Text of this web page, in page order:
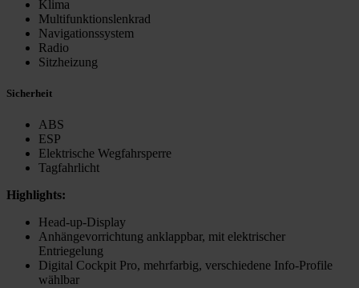
Klima
Multifunktionslenkrad
Navigationssystem
Radio
Sitzheizung
Sicherheit
ABS
ESP
Elektrische Wegfahrsperre
Tagfahrlicht
Highlights:
Head-up-Display
Anhängevorrichtung anklappbar, mit elektrischer
Entriegelung
Digital Cockpit Pro, mehrfarbig, verschiedene Info-Profile
wählbar